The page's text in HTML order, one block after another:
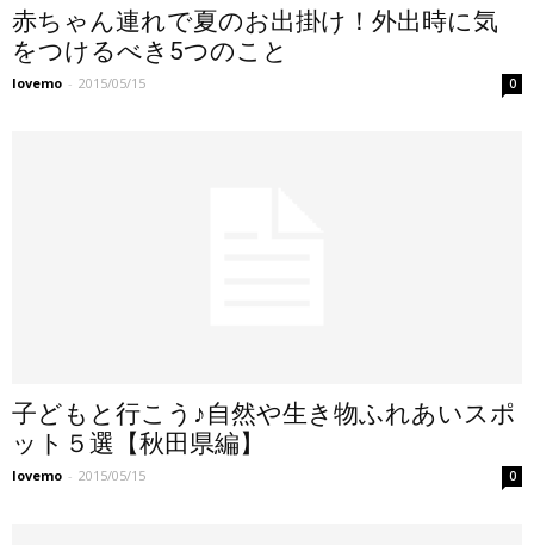
赤ちゃん連れで夏のお出掛け！外出時に気
をつけるべき5つのこと
lovemo - 2015/05/15 0
子どもと行こう♪自然や生き物ふれあいスポ
ット５選【秋田県編】
lovemo - 2015/05/15 0